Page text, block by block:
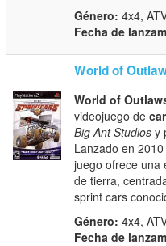
Género: 4x4,
Fecha de
World of
World of
videojuego de
Big Ant Studios y
Lanzado en
juego ofrece una
de tierra,
sprint cars
Género: 4x4,
Fecha de